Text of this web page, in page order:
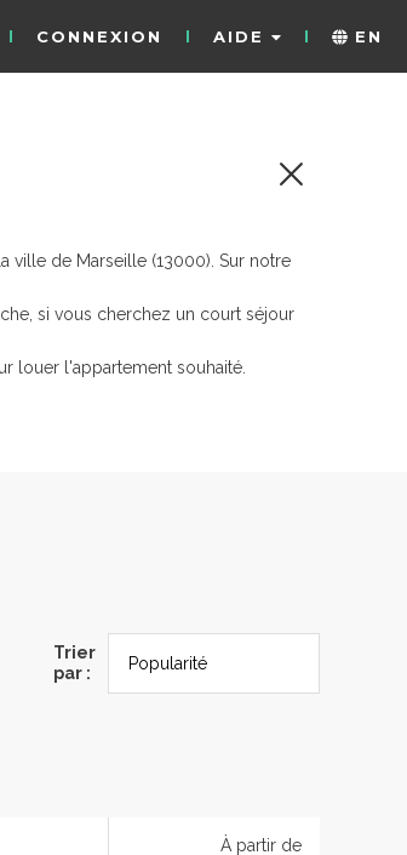
CONNEXION AIDE EN
ville de Marseille (13000). Sur notre
si vous cherchez un court séjour
louer l'appartement souhaité.
Trier
par :
À partir de